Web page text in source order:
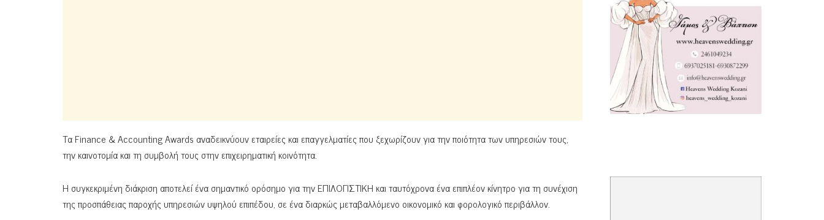
Τα Finance & Accounting Awards αναδεικνύουν εταιρείες και επαγγελματίες που ξεχωρίζουν για την ποιότητα των υπηρεσιών τους,
την καινοτομία και τη συμβολή τους στην επιχειρηματική κοινότητα.
Η συγκεκριμένη διάκριση αποτελεί ένα σημαντικό ορόσημο για την ΕΠΙΛΟΓΙΣΤΙΚΗ και ταυτόχρονα ένα επιπλέον κίνητρο για τη συνέχιση
της προσπάθειας παροχής υπηρεσιών υψηλού επιπέδου, σε ένα διαρκώς μεταβαλλόμενο οικονομικό και φορολογικό περιβάλλον.